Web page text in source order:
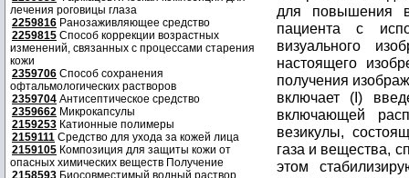
лечения роговицы глаза
2259816 Ранозаживляющее средство
2259815 Способ коррекции возрастных
изменений, связанных с процессами старения
кожи
2359706 Способ сохранения
офтальмологических растворов
2359704 Антисептическое средство
2359662 Микрокапсулы
2159253 Катионные полимеры
2159111 Средство для ухода за кожей лица
2159105 Композиция для защиты кожи от
опасных химических веществ Получение
2158593 Биосовместимый водный раствор
для повышения
пациента с
визуального
настоящего
получения
включает (I)
включающей
везикулы,
газа и вещества,
этом